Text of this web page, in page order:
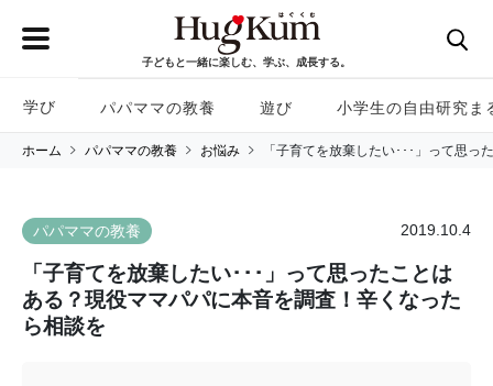
子どもと一緒に楽しむ、学ぶ、成長する。
学び パパママの教養 遊び 小学生の自由研究ま
ホーム パパママの教養 お悩み 「子育てを放棄したい･･･」って思
パパママの教養 2019.10.4
「子育てを放棄したい･･･」って思ったことは
ある？現役ママパパに本音を調査！辛くなった
ら相談を